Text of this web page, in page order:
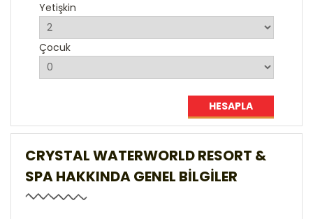
Yetişkin
Çocuk
HESAPLA
CRYSTAL WATERWORLD RESORT &
SPA HAKKINDA GENEL BILGILER